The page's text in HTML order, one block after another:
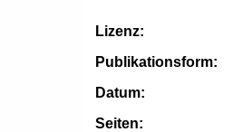
Lizenz:
Publikationsform:
Datum:
Seiten: